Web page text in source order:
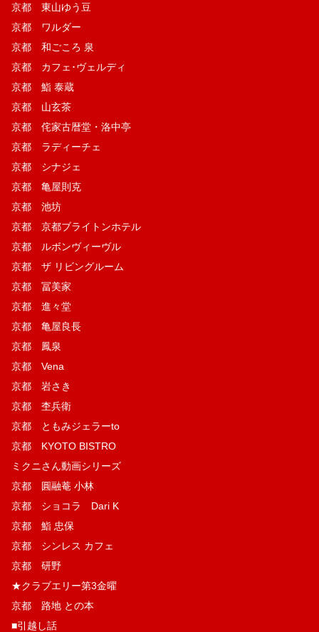
京都 東山ゆう豆
京都 ワルダー
京都 和ごころ 泉
京都 カフェ･ヴェルディ
京都 鮨 泰蔵
京都 山玄茶
京都 侘家古暦堂・洛中亭
京都 ラディーチェ
京都 シナジェ
京都 亀屋則克
京都 池坊
京都 京都ブライトンホテル
京都 ルボンヴィーヴル
京都 ザ リビングルーム
京都 冨美家
京都 進々堂
京都 亀屋良長
京都 鳳泉
京都 Vena
京都 岩さき
京都 杢兵衛
京都 ともみジェラーto
京都 KYOTO BISTRO
ミクニさん動画シリーズ
京都 圓融菴 小林
京都 ショコラ Dari K
京都 鮨 忠保
京都 シンレス カフェ
京都 研野
★クラブエリー第3金曜
京都 路地 との本
■引越し話